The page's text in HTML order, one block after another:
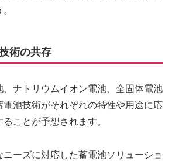
術の共存
、ナトリウムイオン電池、全固体電池
電池技術がそれぞれの特性や用途に応
ことが予想されます。
ニーズに対応した蓄電池ソリューショ